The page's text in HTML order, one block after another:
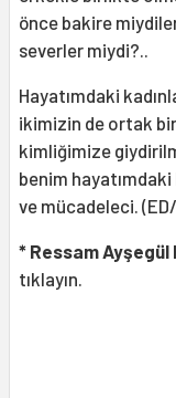
önce bakire
severler miydi?..
Hayatımdaki
ikimizin de ortak bir
kimliğimize
benim hayatımdaki
ve mücadeleci.
* Ressam Ayşegül
tıklayın.